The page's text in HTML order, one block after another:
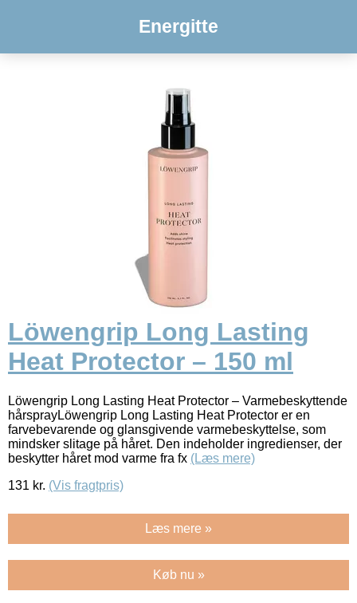
Energitte
Löwengrip Long Lasting
Heat Protector – 150 ml
Löwengrip Long Lasting Heat Protector – Varmebeskyttende
hårsprayLöwengrip Long Lasting Heat Protector er en
farvebevarende og glansgivende varmebeskyttelse, som
mindsker slitage på håret. Den indeholder ingredienser, der
beskytter håret mod varme fra fx (Læs mere)
131 kr. (Vis fragtpris)
Læs mere »
Køb nu »